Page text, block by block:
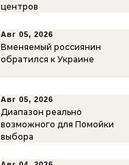
центров
Авг 05, 2026
Вменяемый россиянин
обратился к Украине
Авг 05, 2026
Диапазон реально
возможного для Помойки
выбора